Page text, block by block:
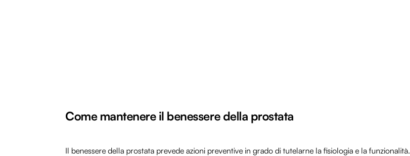
Come mantenere il benessere della prostata
Il benessere della prostata prevede azioni preventive in grado di tutelarne la fisiologia e la funzionalità.